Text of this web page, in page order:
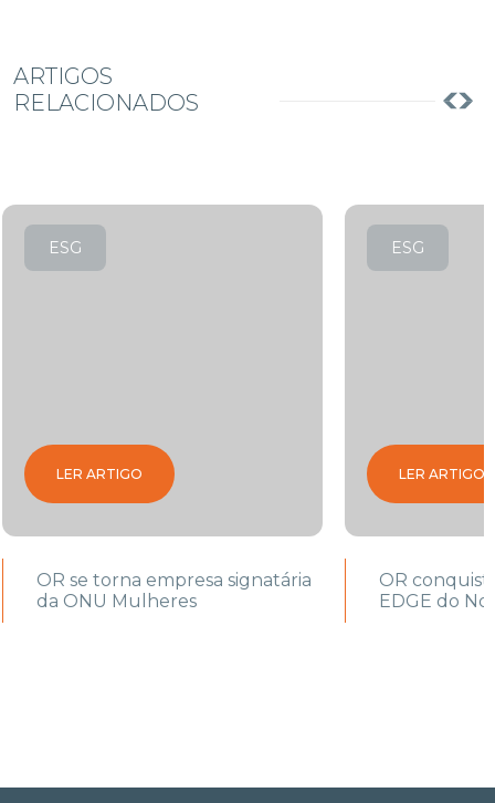
ARTIGOS
RELACIONADOS
ESG
LER ARTIGO
OR se torna empresa signatária
da ONU Mulheres
ESG
LER ARTIGO
OR
EDGE do